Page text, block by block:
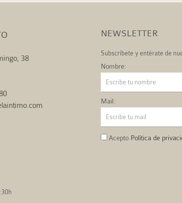
38
NEWSLETTER
Subscríbete y entérate de
Nombre:
Mail:
Acepto Política de